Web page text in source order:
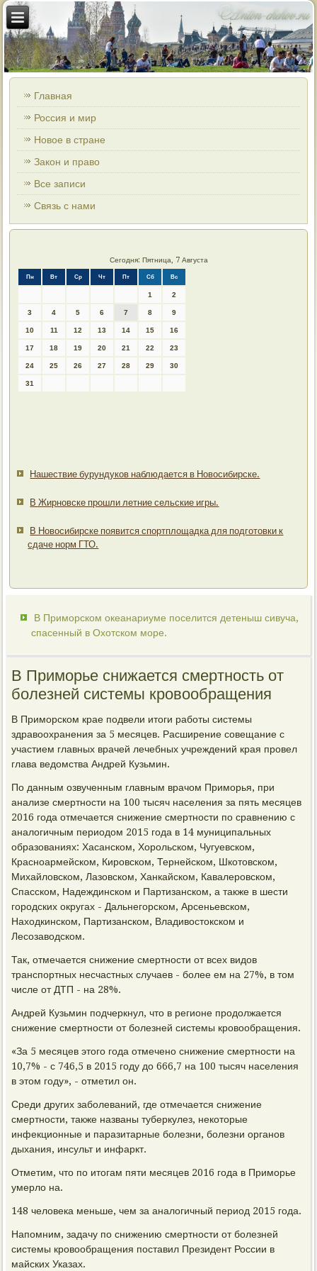
Главная
Россия и мир
Новое в стране
Закон и право
Все записи
Связь с нами
Сегодня: Пятница, 7 Августа
Пн Вт Ср Чт Пт Сб Вс
1 2
3 4 5 6 7 8 9
10 11 12 13 14 15 16
17 18 19 20 21 22 23
24 25 26 27 28 29 30
31
Нашествие бурундуков наблюдается в Новосибирске.
В Жирновске прошли летние сельские игры.
В Новосибирске появится спортплощадка для подготовки к
сдаче норм ГТО.
В Приморском океанариуме поселится детеныш сивуча,
спасенный в Охотском море.
В Приморье снижается смертность от
болезней системы кровообращения
В Приморском крае подвели итоги работы системы
здравоохранения за 5 месяцев. Расширение совещание с
участием главных врачей лечебных учреждений края провел
глава ведомства Андрей Кузьмин.
По данным озвученным главным врачом Приморья, при
анализе смертности на 100 тысяч населения за пять месяцев
2016 года отмечается снижение смертности по сравнению с
аналогичным периодом 2015 года в 14 муниципальных
образованиях: Хасанском, Хорольском, Чугуевском,
Красноармейском, Кировском, Тернейском, Шкотовском,
Михайловском, Лазовском, Ханкайском, Кавалеровском,
Спасском, Надеждинском и Партизанском, а также в шести
городских округах - Дальнегорском, Арсеньевском,
Находкинском, Партизанском, Владивостокском и
Лесозаводском.
Так, отмечается снижение смертности от всех видов
транспортных несчастных случаев - более ем на 27%, в том
числе от ДТП - на 28%.
Андрей Кузьмин подчеркнул, что в регионе продолжается
снижение смертности от болезней системы кровообращения.
«За 5 месяцев этого года отмечено снижение смертности на
10,7% - с 746,5 в 2015 году до 666,7 на 100 тысяч населения
в этом году», - отметил он.
Среди других заболеваний, где отмечается снижение
смертности, также названы туберкулез, некоторые
инфекционные и паразитарные болезни, болезни органов
дыхания, инсульт и инфаркт.
Отметим, что по итогам пяти месяцев 2016 года в Приморье
умерло на.
148 человека меньше, чем за аналогичный период 2015 года.
Напомним, задачу по снижению смертности от болезней
системы кровообращения поставил Президент России в
майских Указах.